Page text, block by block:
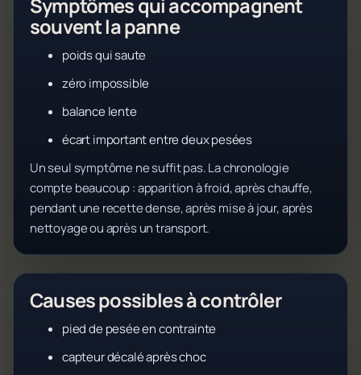
Symptômes qui accompagnent
souvent la panne
poids qui saute
zéro impossible
balance lente
écart important entre deux pesées
Un seul symptôme ne suffit pas. La chronologie
compte beaucoup : apparition à froid, après chauffe,
pendant une recette dense, après mise à jour, après
nettoyage ou après un transport.
Causes possibles à contrôler
pied de pesée en contrainte
capteur décalé après choc